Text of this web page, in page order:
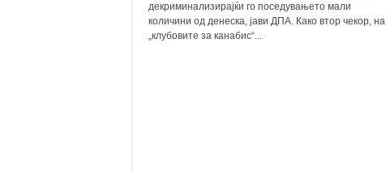
декриминализирајќи го поседувањето мали
количини од денеска, јави ДПА. Како втор чекор, на
„клубовите за канабис“...